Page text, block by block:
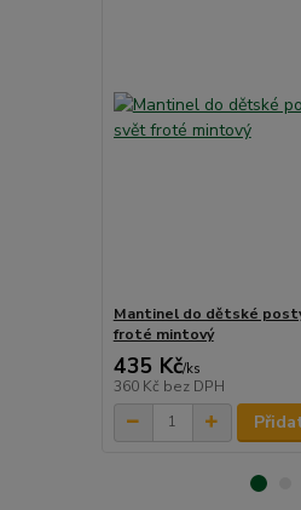
Mantinel do dětské
froté mintový
435 Kč/ks
360 Kč bez DPH